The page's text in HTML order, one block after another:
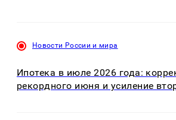
Новости России и мира
Ипотека в июле 2026 года:
рекордного июня и усиление